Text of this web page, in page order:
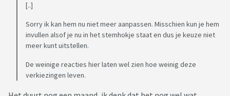
[..]
Sorry ik kan hem nu niet meer aanpassen. Misschien kun je hem
invullen alsof je nu in het stemhokje staat en dus je keuze niet
meer kunt uitstellen.
De weinige reacties hier laten wel zien hoe weinig deze
verkiezingen leven.